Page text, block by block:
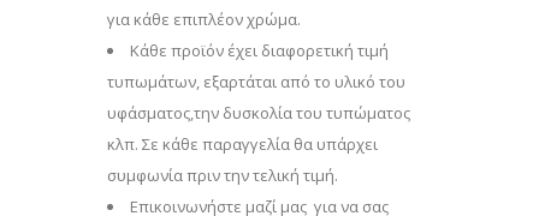
για κάθε επιπλέον χρώμα.
Κάθε προϊόν έχει διαφορετική τιμή
τυπωμάτων, εξαρτάται από το υλικό του
υφάσματος,την δυσκολία του τυπώματος
κλπ. Σε κάθε παραγγελία θα υπάρχει
συμφωνία πριν την τελική τιμή.
Επικοινωνήστε μαζί μας για να σας